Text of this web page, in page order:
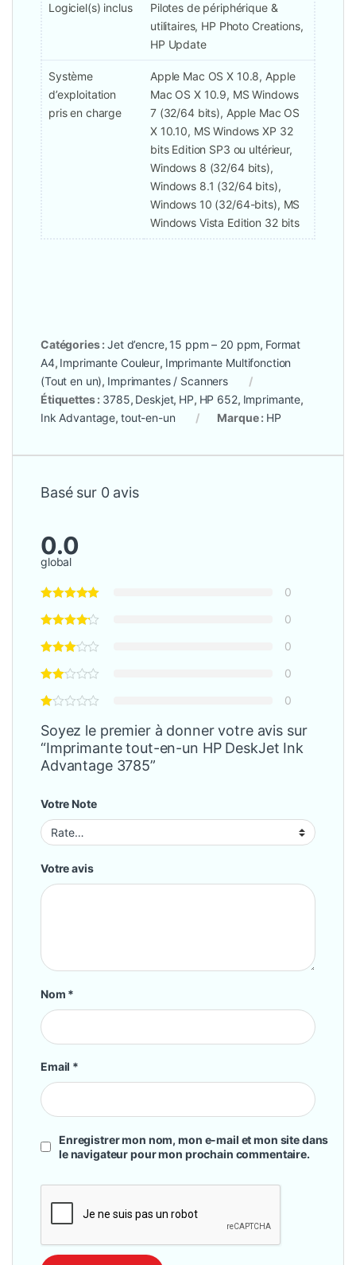
Logiciel(s) inclus
Pilotes de périphérique &
utilitaires, HP Photo Creations,
HP Update
Système
d’exploitation
pris en charge
Apple Mac OS X 10.8, Apple
Mac OS X 10.9, MS Windows
7 (32/64 bits), Apple Mac OS
X 10.10, MS Windows XP 32
bits Edition SP3 ou ultérieur,
Windows 8 (32/64 bits),
Windows 8.1 (32/64 bits),
Windows 10 (32/64-bits), MS
Windows Vista Edition 32 bits
Catégories :Jet d’encre, 15 ppm – 20 ppm, Format
A4, Imprimante Couleur, Imprimante Multifonction
(Tout en un), Imprimantes / Scanners
Étiquettes : 3785, Deskjet, HP, HP 652, Imprimante,
Ink Advantage, tout-en-un Marque : HP
Basé sur 0 avis
0.0
global
0
0
0
0
0
Soyez le premier à donner votre avis sur
“Imprimante tout-en-un HP DeskJet Ink
Advantage 3785”
Votre Note
Votre avis
Nom *
Email *
Enregistrer mon nom, mon e-mail et mon site dans
le navigateur pour mon prochain commentaire.